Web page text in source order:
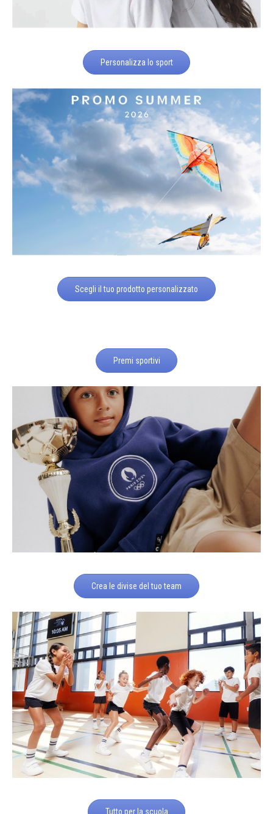
Personalizza lo sport
Scegli il tuo prodotto personalizzato
Premi sportivi
Crea le divise del tuo team
Tutto per la scuola